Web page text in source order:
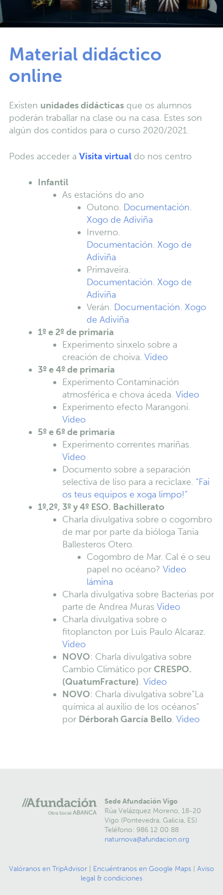
Material didáctico
online
Existen unidades didácticasque os alumnos
poderán traballar na clase ou na casa. Estes son
algún dos contidos para o curso 2020/2021.
Podes acceder a Visita virtualdo nos centro
Infantil
As estacións do ano
Outono. Documentación.
Xogo de Adiviña
Inverno.
Documentación. Xogo de
Adiviña
Primaveira.
Documentación. Xogo de
Adiviña
Verán. Documentación. Xogo
de Adiviña
1º e 2º de primaria
Experimento sinxelo sobre a
creación de choiva. Video
3º e 4º de primaria
Experimento Contaminación
atmosférica e chova áceda. Video
Experimento efecto Marangoni.
Video
5º e 6º de primaria
Experimento correntes mariñas.
Video
Documento sobre a separación
selectiva de liso para a reciclaxe. “Fai
os teus equipos e xoga limpo!”
1º,2º, 3º y 4º ESO. Bachillerato
Charla divulgativa sobre o cogombro
de mar por parte da bióloga Tania
Ballesteros Otero.
Cogombro de Mar. Cal é o seu
papel no océano? Video
lámina
Charla divulgativa sobre Bacterias por
parte de Andrea Muras Video
Charla divulgativa sobre o
fitoplancton por Luis Paulo Alcaraz.
Video
NOVO: Charla divulgativa sobre
Cambio Climático por CRESPO.
(QuatumFracture). Video
NOVO: Charla divulgativa sobre”La
química al auxilio de los océanos”
por Dérborah García Bello. Video
Sede Afundación Vigo
Rúa Velázquez Moreno, 18-20
Vigo (Pontevedra, Galicia, ES)
Teléfono: 986 12 00 88
naturnova@afundacion.org
Valóranos en TripAdvisor Encuéntranos en Google Maps
Aviso
legal & condiciones